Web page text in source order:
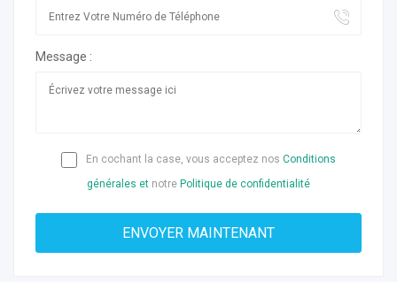
Message :
En cochant la case, vous acceptez nos Conditions
générales et notre Politique de confidentialité